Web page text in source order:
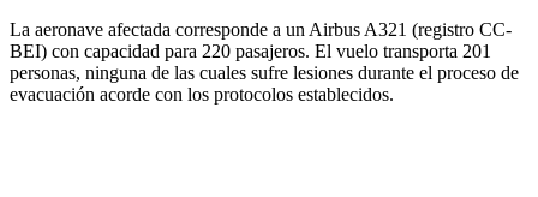
La aeronave afectada corresponde a un Airbus A321 (registro CC-
BEI) con capacidad para 220 pasajeros. El vuelo transporta 201
personas, ninguna de las cuales sufre lesiones durante el proceso de
evacuación acorde con los protocolos establecidos.